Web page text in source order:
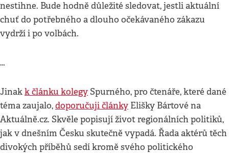
nestihne. Bude hodně důležité sledovat, jestli aktuální
chuť do potřebného a dlouho očekávaného zákazu
vydrží i po volbách.
…
Jinakk článku kolegy Spurného, pro čtenáře, které dané
téma zaujalo,doporučuji články Elišky Bártové na
Aktuálně.cz. Skvěle popisují život regionálních politiků,
jak v dnešním Česku skutečně vypadá. Řada aktérů těch
divokých příběhů sedí kromě svého politického